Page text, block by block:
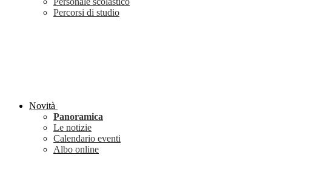
Percorsi di studio
Novità
Panoramica
Le notizie
Calendario eventi
Albo online